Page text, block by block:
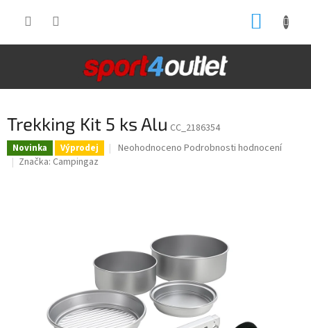
Trekking Kit 5 ks Alu CC_2186354
Novinka Výprodej
Průměrné
hvězdiček.
Neohodnoceno Podrobnosti hodnocení
Značka: Campingaz